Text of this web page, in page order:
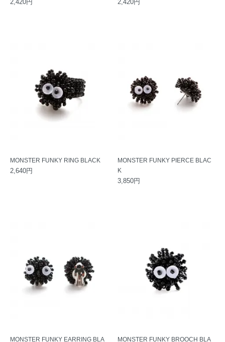
2,420円 2,420円
MONSTER FUNKY RING BLACK
2,640円
MONSTER FUNKY PIERCE BLAC
K
3,850円
MONSTER FUNKY EARRING BLA
MONSTER FUNKY BROOCH BLA